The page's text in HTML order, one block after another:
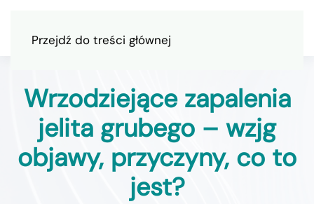
Przejdź do treści głównej
Wrzodziejące zapalenia
jelita grubego – wzjg
objawy, przyczyny, co to
jest?